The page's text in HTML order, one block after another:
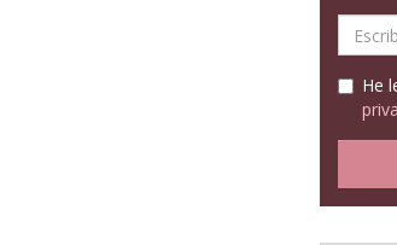
mail
He